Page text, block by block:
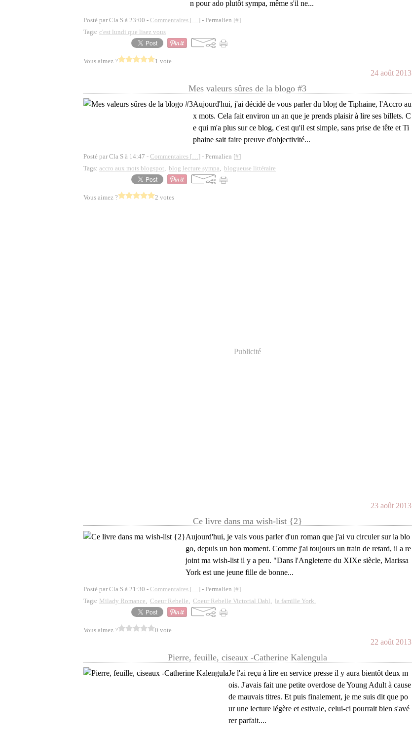
n pour ado plutôt sympa, même s'il ne...
Posté par Cla S à 23:00 - Commentaires […] - Permalien [#]
Tags: c'est lundi que lisez vous
Vous aimez ? 1 vote
24 août 2013
Mes valeurs sûres de la blogo #3
Aujourd'hui, j'ai décidé de vous parler du blog de Tiphaine, l'Accro au
x mots. Cela fait environ un an que je prends plaisir à lire ses billets. C
e qui m'a plus sur ce blog, c'est qu'il est simple, sans prise de tête et Ti
phaine sait faire preuve d'objectivité...
Posté par Cla S à 14:47 - Commentaires […] - Permalien [#]
Tags: accro aux mots blogspot, blog lecture sympa, blogueuse littéraire
Vous aimez ? 2 votes
Publicité
23 août 2013
Ce livre dans ma wish-list {2}
Aujourd'hui, je vais vous parler d'un roman que j'ai vu circuler sur la blo
go, depuis un bon moment. Comme j'ai toujours un train de retard, il a re
joint ma wish-list il y a peu. "Dans l'Angleterre du XIXe siècle, Marissa
York est une jeune fille de bonne...
Posté par Cla S à 21:30 - Commentaires […] - Permalien [#]
Tags: Milady Romance, Coeur Rebelle, Coeur Rebelle Victorial Dahl, la famille York.
Vous aimez ? 0 vote
22 août 2013
Pierre, feuille, ciseaux -Catherine Kalengula
Je l'ai reçu à lire en service presse il y aura bientôt deux m
ois. J'avais fait une petite overdose de Young Adult à cause
de mauvais titres. Et puis finalement, je me suis dit que po
ur une lecture légère et estivale, celui-ci pourrait bien s'avé
rer parfait....